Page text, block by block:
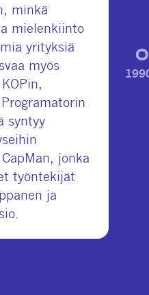
minkä
mielenkiinto
yrityksiä
myös
syntyy
jonka
työntekijät
ja